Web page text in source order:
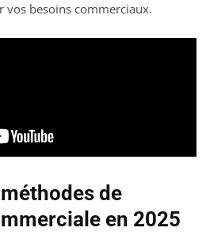
vos besoins commerciaux.
de
en 2025